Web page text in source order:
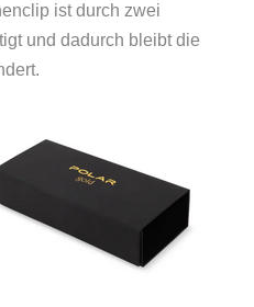
ist durch zwei
und dadurch bleibt die